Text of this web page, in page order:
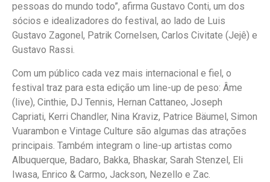
pessoas do mundo todo”, afirma Gustavo Conti, um dos
sócios e idealizadores do festival, ao lado de Luis
Gustavo Zagonel, Patrik Cornelsen, Carlos Civitate (Jejê) e
Gustavo Rassi.
Com um público cada vez mais internacional e fiel, o
festival traz para esta edição um line-up de peso: Âme
(live), Cinthie, DJ Tennis, Hernan Cattaneo, Joseph
Capriati, Kerri Chandler, Nina Kraviz, Patrice Bäumel, Simon
Vuarambon e Vintage Culture são algumas das atrações
principais. Também integram o line-up artistas como
Albuquerque, Badaro, Bakka, Bhaskar, Sarah Stenzel, Eli
Iwasa, Enrico & Carmo, Jackson, Nezello e Zac.